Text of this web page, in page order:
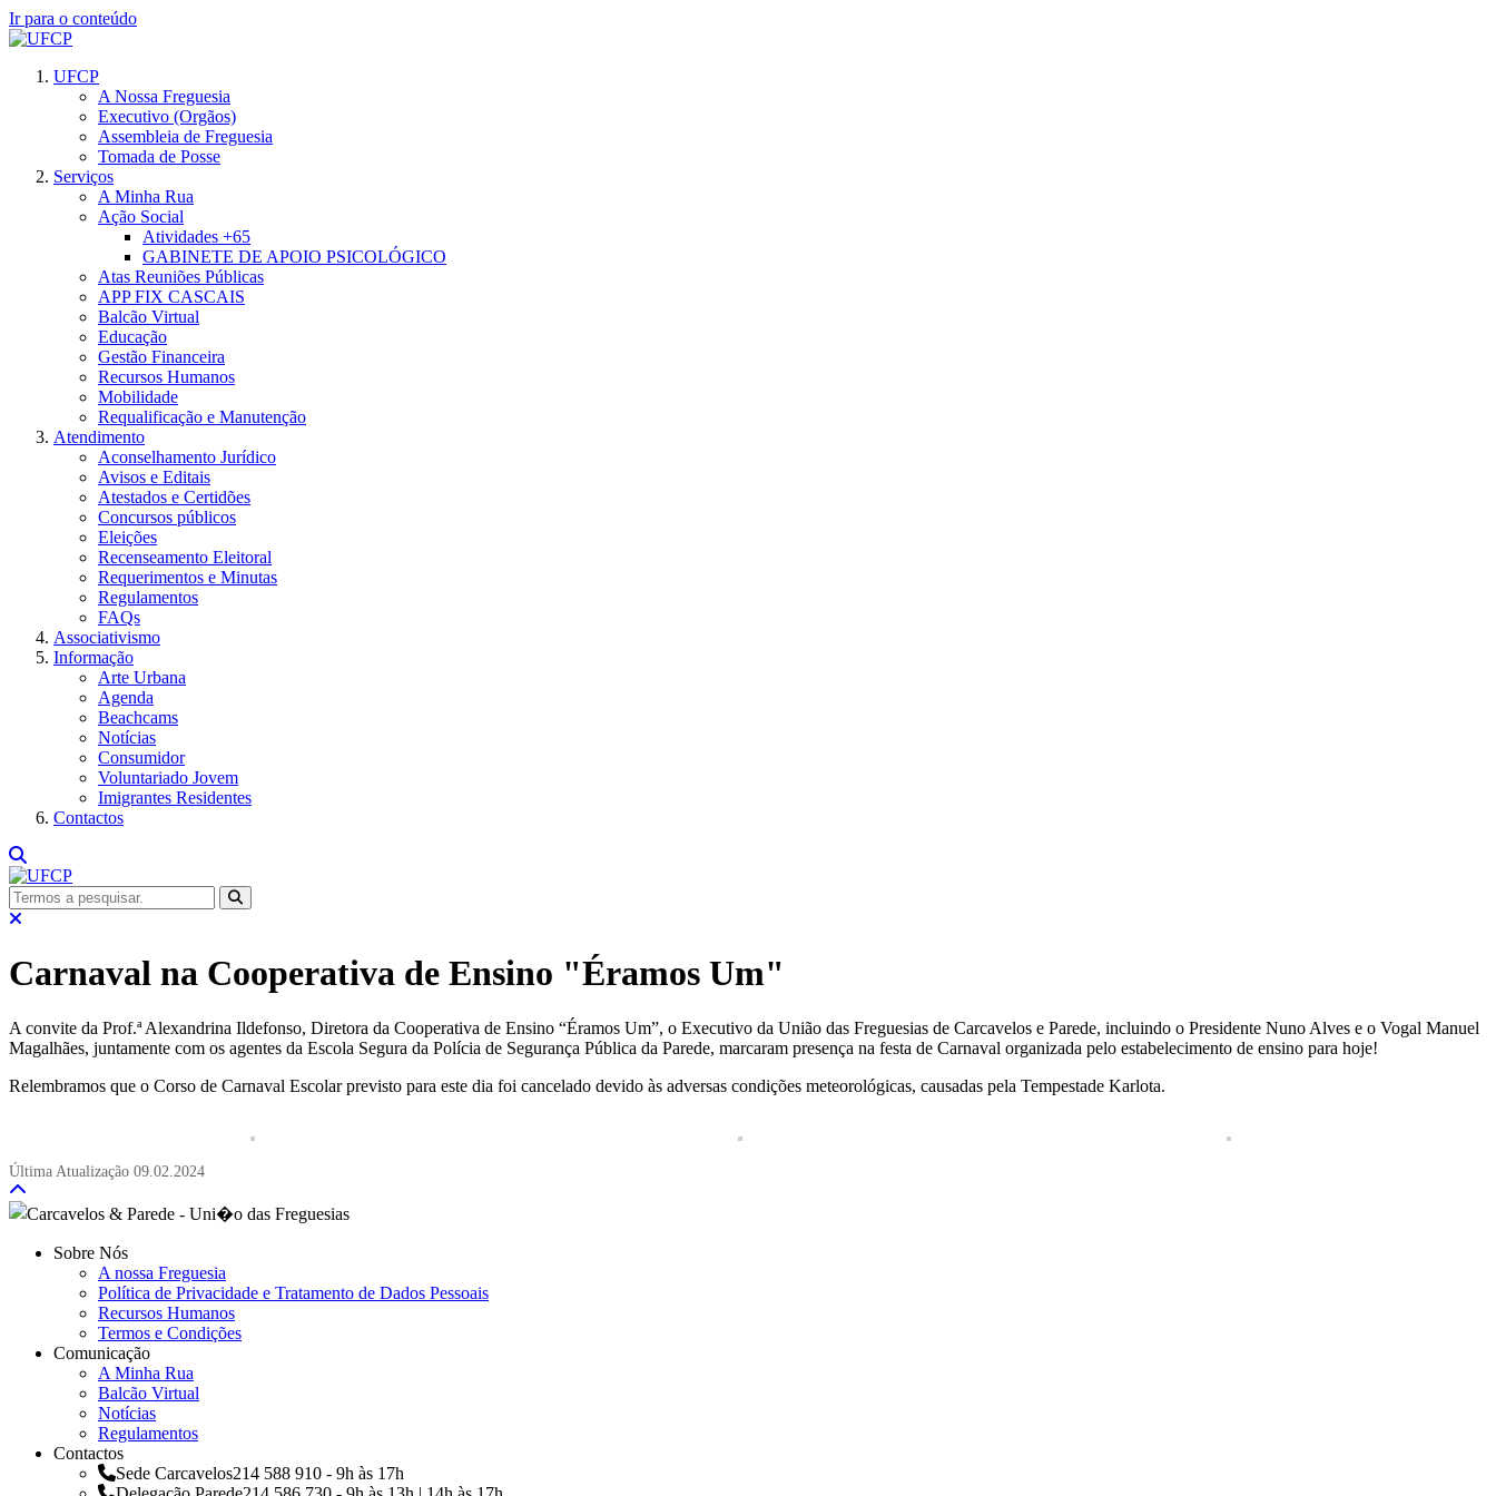
Ir para o conteúdo
UFCP
A Nossa Freguesia
Executivo (Orgãos)
Assembleia de Freguesia
Tomada de Posse
Serviços
A Minha Rua
Ação Social
Atividades +65
GABINETE DE APOIO PSICOLÓGICO
Atas Reuniões Públicas
APP FIX CASCAIS
Balcão Virtual
Educação
Gestão Financeira
Recursos Humanos
Mobilidade
Requalificação e Manutenção
Atendimento
Aconselhamento Jurídico
Avisos e Editais
Atestados e Certidões
Concursos públicos
Eleições
Recenseamento Eleitoral
Requerimentos e Minutas
Regulamentos
FAQs
Associativismo
Informação
Arte Urbana
Agenda
Beachcams
Notícias
Consumidor
Voluntariado Jovem
Imigrantes Residentes
Contactos
Carnaval na Cooperativa de Ensino "Éramos Um"
A convite da Prof.ª Alexandrina Ildefonso, Diretora da Cooperativa de Ensino “Éramos Um”, o Executivo da União das Freguesias de Carcavelos e Parede, incluindo o Presidente Nuno Alves e o Vogal Manuel
Magalhães, juntamente com os agentes da Escola Segura da Polícia de Segurança Pública da Parede, marcaram presença na festa de Carnaval organizada pelo estabelecimento de ensino para hoje!
Relembramos que o Corso de Carnaval Escolar previsto para este dia foi cancelado devido às adversas condições meteorológicas, causadas pela Tempestade Karlota.
Última Atualização 09.02.2024
Sobre Nós
A nossa Freguesia
Política de Privacidade e Tratamento de Dados Pessoais
Recursos Humanos
Termos e Condições
Comunicação
A Minha Rua
Balcão Virtual
Notícias
Regulamentos
Contactos
Sede Carcavelos214 588 910 - 9h às 17h